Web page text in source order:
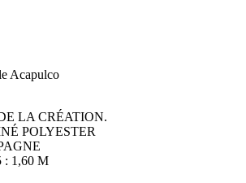
Acapulco
LA CRÉATION.
POLYESTER
: 1,60 M